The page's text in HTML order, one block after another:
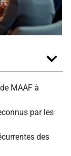
MAAF à
par les
des